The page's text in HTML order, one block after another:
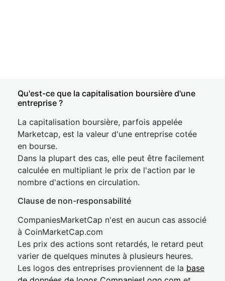
Qu'est-ce que la capitalisation boursière d'une
entreprise ?
La capitalisation boursière, parfois appelée
Marketcap, est la valeur d'une entreprise cotée
en bourse.
Dans la plupart des cas, elle peut être facilement
calculée en multipliant le prix de l'action par le
nombre d'actions en circulation.
Clause de non-responsabilité
CompaniesMarketCap n'est en aucun cas associé
à CoinMarketCap.com
Les prix des actions sont retardés, le retard peut
varier de quelques minutes à plusieurs heures.
Les logos des entreprises proviennent de la base